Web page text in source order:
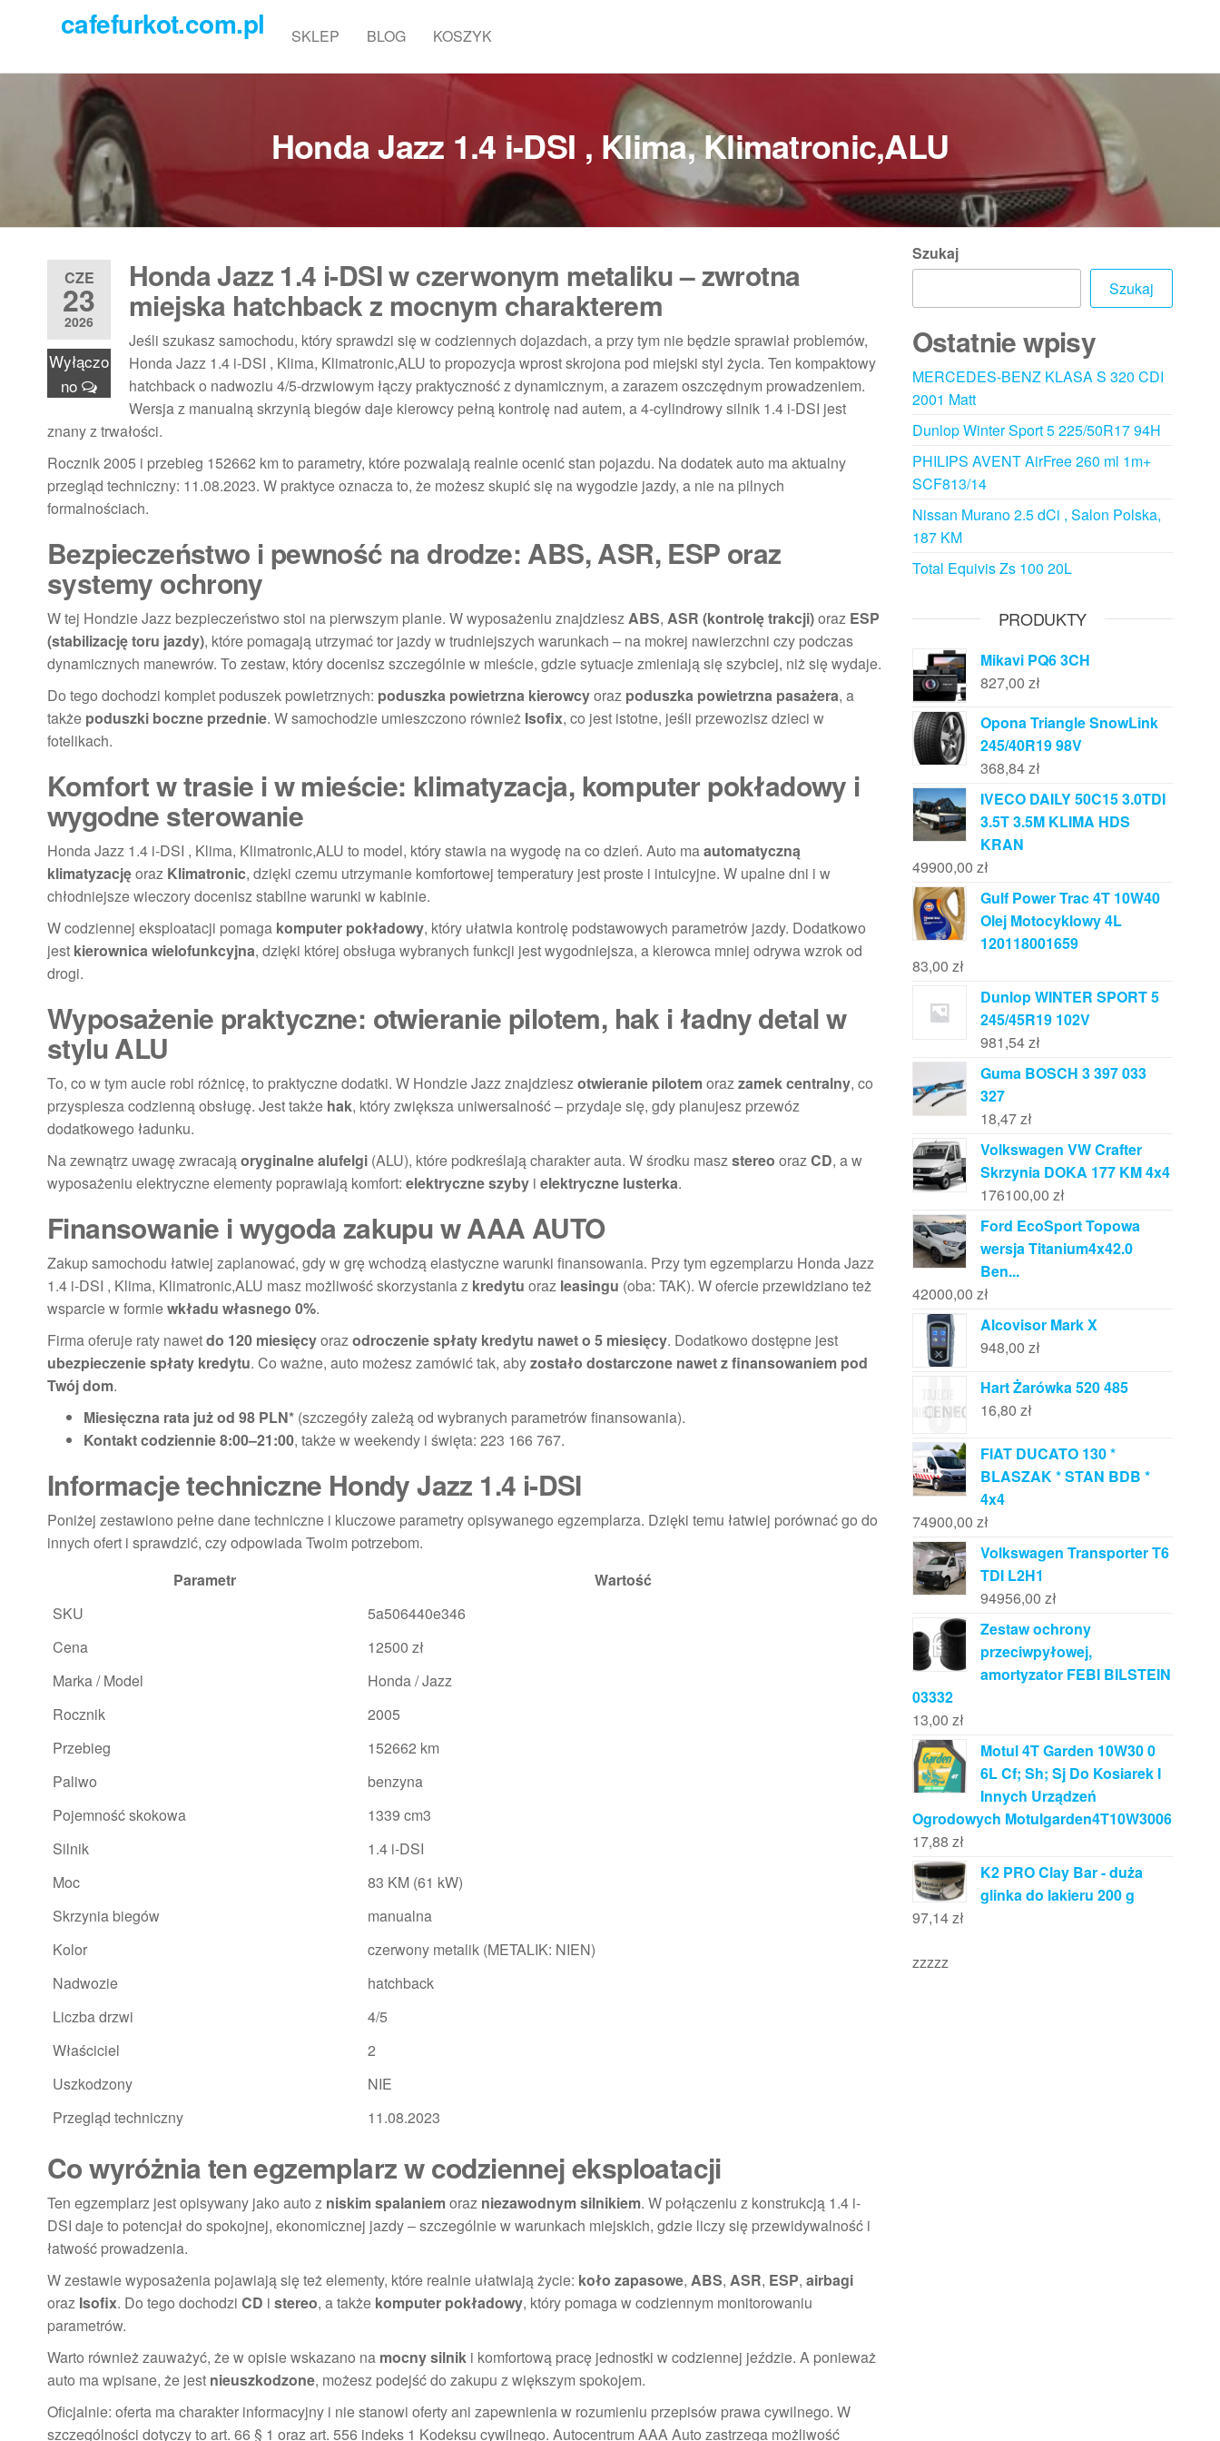
cafefurkot.com.pl SKLEP BLOG KOSZYK
Honda Jazz 1.4 i-DSI , Klima, Klimatronic,ALU
CZE
23
2026
Wyłączo
no
Honda Jazz 1.4 i-DSI w czerwonym metaliku – zwrotna
miejska hatchback z mocnym charakterem
Jeśli szukasz samochodu, który sprawdzi się w codziennych dojazdach, a przy tym nie będzie sprawiał problemów,
Honda Jazz 1.4 i-DSI , Klima, Klimatronic,ALU to propozycja wprost skrojona pod miejski styl życia. Ten kompaktowy
hatchback o nadwoziu 4/5-drzwiowym łączy praktyczność z dynamicznym, a zarazem oszczędnym prowadzeniem.
Wersja z manualną skrzynią biegów daje kierowcy pełną kontrolę nad autem, a 4-cylindrowy silnik 1.4 i-DSI jest
znany z trwałości.
Rocznik 2005 i przebieg 152662 km to parametry, które pozwalają realnie ocenić stan pojazdu. Na dodatek auto ma aktualny
przegląd techniczny: 11.08.2023. W praktyce oznacza to, że możesz skupić się na wygodzie jazdy, a nie na pilnych
formalnościach.
Bezpieczeństwo i pewność na drodze: ABS, ASR, ESP oraz
systemy ochrony
W tej Hondzie Jazz bezpieczeństwo stoi na pierwszym planie. W wyposażeniu znajdzieszABS, ASR (kontrolę trakcji)oraz ESP
(stabilizację toru jazdy), które pomagają utrzymać tor jazdy w trudniejszych warunkach – na mokrej nawierzchni czy podczas
dynamicznych manewrów. To zestaw, który docenisz szczególnie w mieście, gdzie sytuacje zmieniają się szybciej, niż się wydaje.
Do tego dochodzi komplet poduszek powietrznych: poduszka powietrzna kierowcyoraz poduszka powietrzna pasażera, a
także poduszki boczne przednie. W samochodzie umieszczono również Isofix, co jest istotne, jeśli przewozisz dzieci w
fotelikach.
Komfort w trasie i w mieście: klimatyzacja, komputer pokładowy i
wygodne sterowanie
Honda Jazz 1.4 i-DSI , Klima, Klimatronic,ALU to model, który stawia na wygodę na co dzień. Auto maautomatyczną
klimatyzacjęoraz Klimatronic, dzięki czemu utrzymanie komfortowej temperatury jest proste i intuicyjne. W upalne dni i w
chłodniejsze wieczory docenisz stabilne warunki w kabinie.
W codziennej eksploatacji pomaga komputer pokładowy, który ułatwia kontrolę podstawowych parametrów jazdy. Dodatkowo
jest kierownica wielofunkcyjna, dzięki której obsługa wybranych funkcji jest wygodniejsza, a kierowca mniej odrywa wzrok od
drogi.
Wyposażenie praktyczne: otwieranie pilotem, hak i ładny detal w
stylu ALU
To, co w tym aucie robi różnicę, to praktyczne dodatki. W Hondzie Jazz znajdzieszotwieranie pilotemorazzamek centralny, co
przyspiesza codzienną obsługę. Jest także hak, który zwiększa uniwersalność – przydaje się, gdy planujesz przewóz
dodatkowego ładunku.
Na zewnątrz uwagę zwracająoryginalne alufelgi (ALU), które podkreślają charakter auta. W środku maszstereo orazCD, a w
wyposażeniu elektryczne elementy poprawiają komfort: elektryczne szyby i elektryczne lusterka.
Finansowanie i wygoda zakupu w AAA AUTO
Zakup samochodu łatwiej zaplanować, gdy w grę wchodzą elastyczne warunki finansowania. Przy tym egzemplarzu Honda Jazz
1.4 i-DSI , Klima, Klimatronic,ALU masz możliwość skorzystania z kredytu oraz leasingu (oba: TAK). W ofercie przewidziano też
wsparcie w formiewkładu własnego 0%.
Firma oferuje raty nawetdo 120 miesięcyorazodroczenie spłaty kredytu nawet o 5 miesięcy. Dodatkowo dostępne jest
ubezpieczenie spłaty kredytu. Co ważne, auto możesz zamówić tak, abyzostało dostarczone nawet z finansowaniem pod
Twój dom.
Miesięczna rata już od 98 PLN* (szczegóły zależą od wybranych parametrów finansowania).
Kontakt codziennie 8:00–21:00, także w weekendy i święta: 223 166 767.
Informacje techniczne Hondy Jazz 1.4 i-DSI
Poniżej zestawiono pełne dane techniczne i kluczowe parametry opisywanego egzemplarza. Dzięki temu łatwiej porównać go do
innych ofert i sprawdzić, czy odpowiada Twoim potrzebom.
Parametr
Wartość
SKU
5a506440e346
Cena
12500 zł
Marka / Model
Honda / Jazz
Rocznik
2005
Przebieg
152662 km
Paliwo
benzyna
Pojemność skokowa
1339 cm3
Silnik
1.4 i-DSI
Moc
83 KM (61 kW)
Skrzynia biegów
manualna
Kolor
czerwony metalik (METALIK: NIEN)
Nadwozie
hatchback
Liczba drzwi
4/5
Właściciel
2
Uszkodzony
NIE
Przegląd techniczny
11.08.2023
Co wyróżnia ten egzemplarz w codziennej eksploatacji
Ten egzemplarz jest opisywany jako auto z niskim spalaniemoraz niezawodnym silnikiem. W połączeniu z konstrukcją 1.4 i-
DSI daje to potencjał do spokojnej, ekonomicznej jazdy – szczególnie w warunkach miejskich, gdzie liczy się przewidywalność i
łatwość prowadzenia.
W zestawie wyposażenia pojawiają się też elementy, które realnie ułatwiają życie: koło zapasowe, ABS, ASR, ESP, airbagi
oraz Isofix. Do tego dochodzi CD i stereo, a także komputer pokładowy, który pomaga w codziennym monitorowaniu
parametrów.
Warto również zauważyć, że w opisie wskazano na mocny silnik i komfortową pracę jednostki w codziennej jeździe. A ponieważ
auto ma wpisane, że jest nieuszkodzone, możesz podejść do zakupu z większym spokojem.
Oficjalnie: oferta ma charakter informacyjny i nie stanowi oferty ani zapewnienia w rozumieniu przepisów prawa cywilnego. W
szczególności dotyczy to art. 66 § 1 oraz art. 556 indeks 1 Kodeksu cywilnego. Autocentrum AAA Auto zastrzega możliwość
Szukaj
Szukaj
Ostatnie wpisy
MERCEDES-BENZ KLASA S 320 CDI
2001 Matt
Dunlop Winter Sport 5 225/50R17 94H
PHILIPS AVENT AirFree 260 ml 1m+
SCF813/14
Nissan Murano 2.5 dCi , Salon Polska,
187 KM
Total Equivis Zs 100 20L
PRODUKTY
Mikavi PQ6 3CH
827,00 zł
Opona Triangle SnowLink
245/40R19 98V
368,84zł
IVECO DAILY 50C15 3.0TDI
3.5T 3.5M KLIMA HDS
KRAN
49900,00 zł
Gulf Power Trac 4T 10W40
Olej Motocyklowy 4L
120118001659
83,00 zł
Dunlop WINTER SPORT 5
245/45R19 102V
981,54zł
Guma BOSCH 3 397 033
327
18,47zł
Volkswagen VW Crafter
Skrzynia DOKA 177 KM 4x4
176100,00 zł
Ford EcoSport Topowa
wersja Titanium4x42.0
Ben...
42000,00 zł
Alcovisor Mark X
948,00 zł
Hart Żarówka 520 485
16,80 zł
FIAT DUCATO 130 *
BLASZAK * STAN BDB *
4x4
74900,00 zł
Volkswagen Transporter T6
TDI L2H1
94956,00 zł
Zestaw ochrony
przeciwpyłowej,
amortyzator FEBI BILSTEIN
03332
13,00 zł
Motul 4T Garden 10W30 0
6L Cf; Sh; Sj Do Kosiarek I
Innych Urządzeń
Ogrodowych Motulgarden4T10W3006
17,88 zł
K2 PRO Clay Bar - duża
glinka do lakieru 200 g
97,14zł
zzzzz